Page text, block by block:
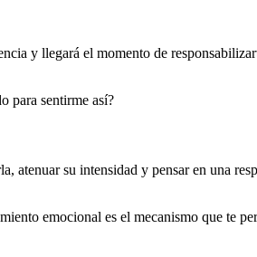
y llegará el momento de
para sentirme así?
atenuar su intensidad y pensar en una
emocional es el mecanismo que te